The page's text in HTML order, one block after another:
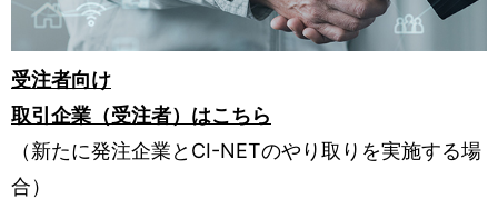
受注者向け
取引企業（受注者）はこちら
（新たに発注企業とCI-NETのやり取りを実施する場
合）